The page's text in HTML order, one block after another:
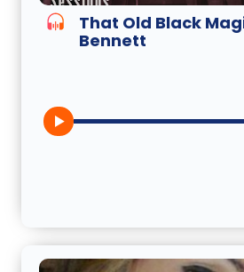
That Old Black
Bennett